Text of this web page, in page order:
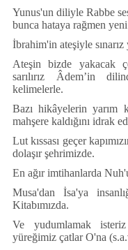
Yunus'un diliyle Rabbe
bunca hataya rağmen
İbrahim'in ateşiyle sınarız
Ateşin bizde yakacak ç
sarılırız Âdem’in
kelimelerle.
Bazı hikâyelerin yarım
mahşere kaldığını idrak
Lut kıssası geçer
dolaşır şehrimizde.
En ağır imtihanlarda
Musa'dan İsa'ya
Kitabımızda.
Ve yudumlamak
yüreğimiz çatlar O'na